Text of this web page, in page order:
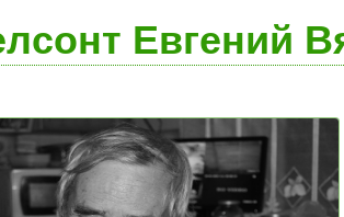
Евгений